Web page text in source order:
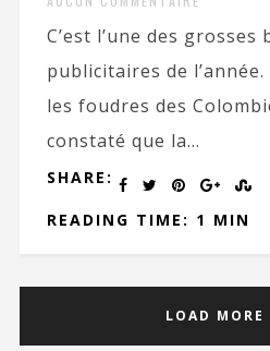
C’est l’une des grosses
publicitaires de
les foudres des
constaté que la...
SHARE:
READING TIME: 1 MIN
LOAD MORE